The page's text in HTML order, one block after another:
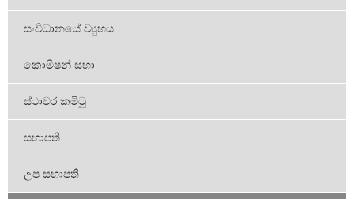
ප්‍රකාශන
පුස්තකාලය
පුවත් සහ සිදුවීම්
Search
සංවිධානයේ ව්‍යුහය
කොමිෂන් සභා
ස්ථාවර කමිටු
සභාපති
උප සභාපති